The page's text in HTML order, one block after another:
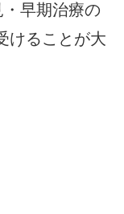
早期治療の
けることが大